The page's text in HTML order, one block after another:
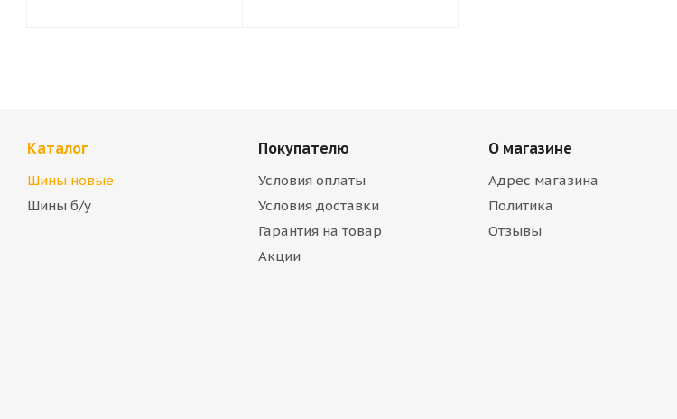
Каталог
Шины новые
Шины б/у
Покупателю
Условия оплаты
Условия доставки
Гарантия на товар
Акции
О магазине
Адрес магазина
Политика
Отзывы